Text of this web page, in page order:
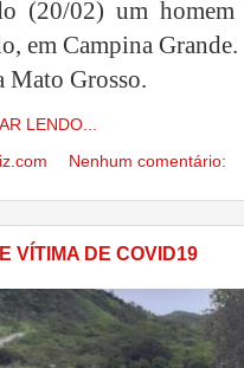
(20/02) um
em Campina Grande.
Mato Grosso.
LENDO...
Nenhum comentário:
VÍTIMA DE COVID19